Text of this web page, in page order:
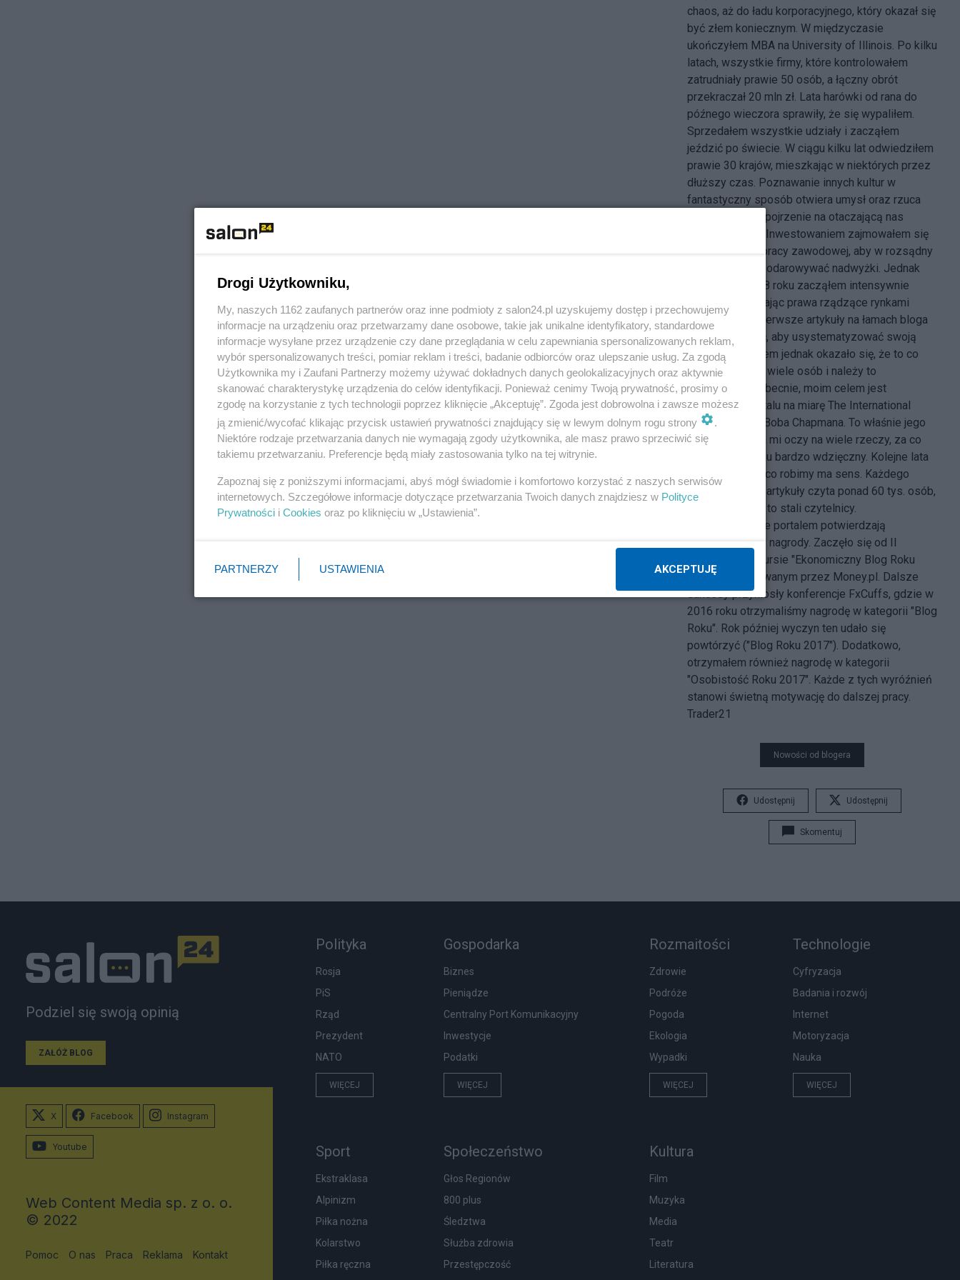
chaos, aż do ładu korporacyjnego, który okazał się
być złem koniecznym. W międzyczasie
ukończyłem MBA na University of Illinois. Po kilku
latach, wszystkie firmy, które kontrolowałem
zatrudniały prawie 50 osób, a łączny obrót
przekraczał 20 mln zł. Lata harówki od rana do
późnego wieczora sprawiły, że się wypaliłem.
Sprzedałem wszystkie udziały i zacząłem
jeździć po świecie. W ciągu kilku lat odwiedziłem
prawie 30 krajów, mieszkając w niektórych przez
dłuższy czas. Poznawanie innych kultur w
fantastyczny sposób otwiera umysł oraz rzuca
całkiem nowe spojrzenie na otaczającą nas
rzeczywistość. Inwestowaniem zajmowałem się
równolegle do pracy zawodowej, aby w rozsądny
sposób zagospodarowywać nadwyżki. Jednak
dopiero od 2008 roku zacząłem intensywnie
uczyć się, poznając prawa rządzące rynkami
finansowymi. Pierwsze artykuły na łamach bloga
zacząłem pisać, aby usystematyzować swoją
wiedzę. Z czasem jednak okazało się, że to co
robię przyciąga wiele osób i należy to
kontynuować. Obecnie, moim celem jest
stworzenie portalu na miarę The International
Forecaster ś.p. Boba Chapmana. To właśnie jego
praca otworzyła mi oczy na wiele rzeczy, za co
zawsze będę mu bardzo wdzięczny. Kolejne lata
pokazują, że to co robimy ma sens. Każdego
tygodnia nasze artykuły czyta ponad 60 tys. osób,
z czego 25 tys. to stali czytelnicy.
Zainteresowanie portalem potwierdzają
dotychczasowe nagrody. Zaczęło się od II
miejsca w konkursie "Ekonomiczny Blog Roku
2014" organizowanym przez Money.pl. Dalsze
sukcesy przyniosły konferencje FxCuffs, gdzie w
2016 roku otrzymaliśmy nagrodę w kategorii "Blog
Roku". Rok później wyczyn ten udało się
powtórzyć ("Blog Roku 2017"). Dodatkowo,
otrzymałem również nagrodę w kategorii
"Osobistość Roku 2017". Każde z tych wyróźnień
stanowi świetną motywację do dalszej pracy.
Trader21
Nowości od blogera
Udostępnij Udostępnij
Skomentuj
Podziel się swoją opinią
ZAŁÓŻ BLOG
Polityka
Rosja
PiS
Rząd
Prezydent
NATO
WIĘCEJ
Gospodarka
Biznes
Pieniądze
Centralny Port Komunikacyjny
Inwestycje
Podatki
WIĘCEJ
Rozmaitości
Zdrowie
Podróże
Pogoda
Ekologia
Wypadki
WIĘCEJ
Technologie
Cyfryzacja
Badania i rozwój
Internet
Motoryzacja
Nauka
WIĘCEJ
Sport
Ekstraklasa
Alpinizm
Piłka nożna
Kolarstwo
Piłka ręczna
Społeczeństwo
Głos Regionów
800 plus
Śledztwa
Służba zdrowia
Przestępczość
Kultura
Film
Muzyka
Media
Teatr
Literatura
X Facebook Instagram
Youtube
Web Content Media sp. z o. o.
© 2022
Pomoc O nas Praca Reklama Kontakt
Drogi Użytkowniku,
My, naszych 1162 zaufanych partnerów oraz inne podmioty z salon24.pl uzyskujemy dostęp i przechowujemy
informacje na urządzeniu oraz przetwarzamy dane osobowe, takie jak unikalne identyfikatory, standardowe
informacje wysyłane przez urządzenie czy dane przeglądania w celu zapewniania spersonalizowanych reklam,
wybór spersonalizowanych treści, pomiar reklam i treści, badanie odbiorców oraz ulepszanie usług. Za zgodą
Użytkownika my i Zaufani Partnerzy możemy używać dokładnych danych geolokalizacyjnych oraz aktywnie
skanować charakterystykę urządzenia do celów identyfikacji. Ponieważ cenimy Twoją prywatność, prosimy o
zgodę na korzystanie z tych technologii poprzez kliknięcie „Akceptuję”. Zgoda jest dobrowolna i zawsze możesz
ją zmienić/wycofać klikając przycisk ustawień prywatności znajdujący się w lewym dolnym rogu strony
.
Niektóre rodzaje przetwarzania danych nie wymagają zgody użytkownika, ale masz prawo sprzeciwić się
takiemu przetwarzaniu. Preferencje będą miały zastosowania tylko na tej witrynie.
Zapoznaj się z poniższymi informacjami, abyś mógł świadomie i komfortowo korzystać z naszych serwisów
internetowych. Szczegółowe informacje dotyczące przetwarzania Twoich danych znajdziesz w Polityce
Prywatności i Cookies oraz po kliknięciu w „Ustawienia”.
PARTNERZY USTAWIENIA AKCEPTUJĘ